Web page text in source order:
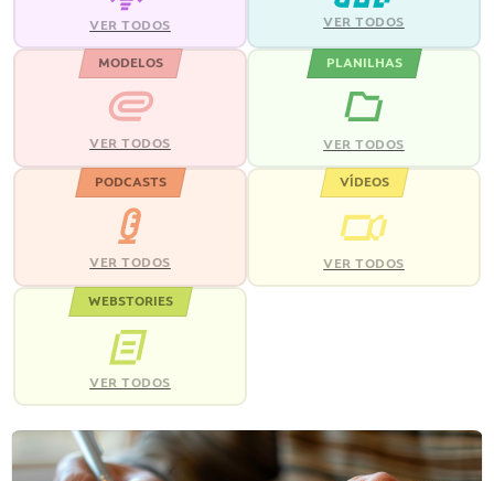
VER TODOS VER TODOS
MODELOS
VER TODOS
PLANILHAS
VER TODOS
PODCASTS
VER TODOS
VÍDEOS
VER TODOS
WEBSTORIES
VER TODOS